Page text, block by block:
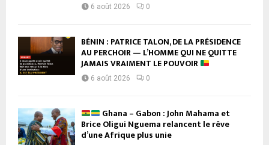
6 août 2026 0
BÉNIN : PATRICE TALON, DE LA PRÉSIDENCE
AU PERCHOIR — L’HOMME QUI NE QUITTE
JAMAIS VRAIMENT LE POUVOIR
6 août 2026 0
Ghana – Gabon : John Mahama et
Brice Oligui Nguema relancent le rêve
d’une Afrique plus unie